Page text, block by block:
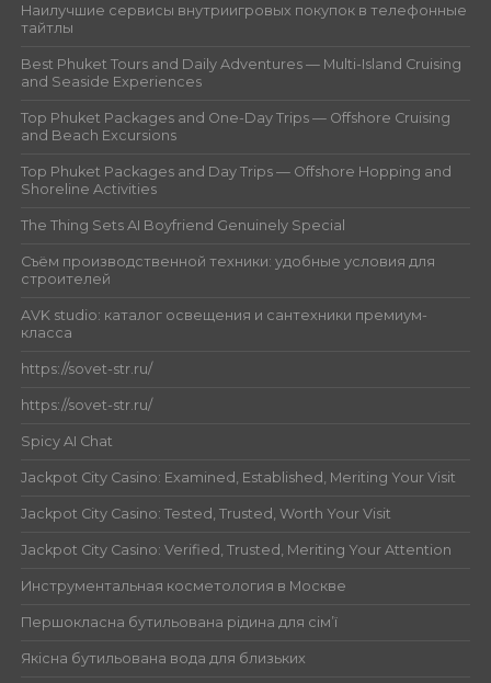
Наилучшие сервисы внутриигровых покупок в телефонные
тайтлы
Best Phuket Tours and Daily Adventures — Multi-Island Cruising
and Seaside Experiences
Top Phuket Packages and One-Day Trips — Offshore Cruising
and Beach Excursions
Top Phuket Packages and Day Trips — Offshore Hopping and
Shoreline Activities
The Thing Sets AI Boyfriend Genuinely Special
Съём производственной техники: удобные условия для
строителей
AVK studio: каталог освещения и сантехники премиум-
класса
https://sovet-str.ru/
https://sovet-str.ru/
Spicy AI Chat
Jackpot City Casino: Examined, Established, Meriting Your Visit
Jackpot City Casino: Tested, Trusted, Worth Your Visit
Jackpot City Casino: Verified, Trusted, Meriting Your Attention
Инструментальная косметология в Москве
Першокласна бутильована рідина для сім’ї
Якісна бутильована вода для близьких